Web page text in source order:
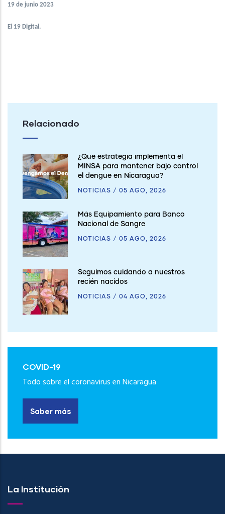
19 de junio 2023
El 19 Digital.
Relacionado
¿Qué estrategia implementa el
MINSA para mantener bajo control
el dengue en Nicaragua?
NOTICIAS / 05 AGO, 2026
Más Equipamiento para Banco
Nacional de Sangre
NOTICIAS / 05 AGO, 2026
Seguimos cuidando a nuestros
recién nacidos
NOTICIAS / 04 AGO, 2026
COVID-19
Todo sobre el coronavirus en Nicaragua
Saber más
La Institución